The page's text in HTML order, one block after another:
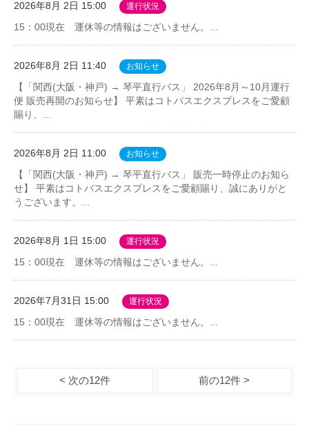
2026年8月 2日 15:00 運行状況
15：00現在 運休等の情報はございません。...
2026年8月 2日 11:40 お知らせ
【「関西(大阪・神戸) → 琴平直行バス」 2026年8月～10月運行
便 販売再開のお知らせ】 平素はコトバスエクスプレスをご愛顧
賜り、...
2026年8月 2日 11:00 お知らせ
【「関西(大阪・神戸) → 琴平直行バス」 販売一時停止のお知ら
せ】 平素はコトバスエクスプレスをご愛顧賜り、誠にありがと
うございます。...
2026年8月 1日 15:00 運行状況
15：00現在 運休等の情報はございません。...
2026年7月31日 15:00 運行状況
15：00現在 運休等の情報はございません。...
前の12件 >
< 次の12件